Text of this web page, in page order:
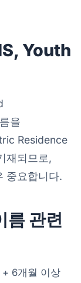
Youth
을
Residence
재되므로,
중요합니다.
름 관련
6개월 이상